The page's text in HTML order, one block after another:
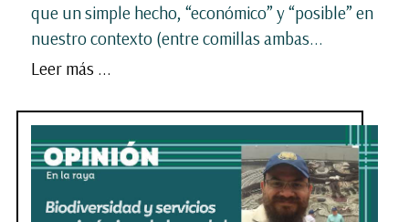
que un simple hecho, “económico” y “posible” en
nuestro contexto (entre comillas ambas...
Leer más ...